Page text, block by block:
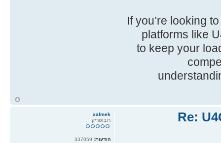
If you’re looking
platforms like
to keep your
Re:
xalmek
רובוטריק
הודעות:337059